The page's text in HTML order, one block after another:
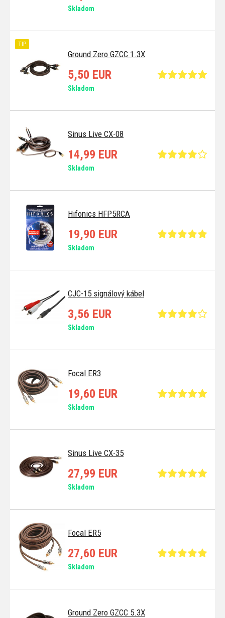
Skladom
Ground Zero GZCC 1.3X
TIP
5,50 EUR
Skladom
Sinus Live CX-08
14,99 EUR
Skladom
Hifonics HFP5RCA
19,90 EUR
Skladom
CJC-15 signálový kábel
3,56 EUR
Skladom
Focal ER3
19,60 EUR
Skladom
Sinus Live CX-35
27,99 EUR
Skladom
Focal ER5
27,60 EUR
Skladom
Ground Zero GZCC 5.3X